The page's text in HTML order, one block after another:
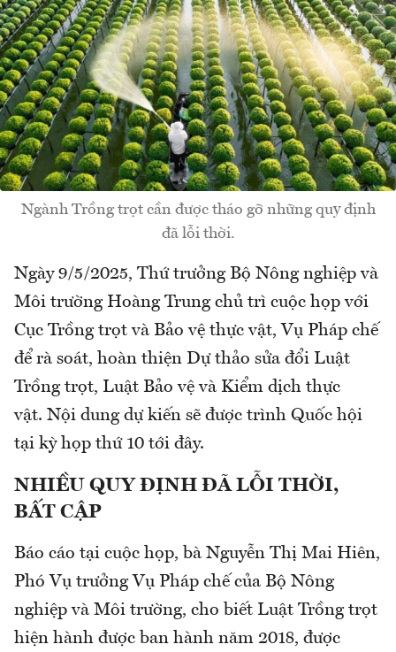
Ngành Trồng trọt cần được tháo gỡ những quy định
đã lỗi thời.
Ngày 9/5/2025, Thứ trưởng Bộ Nông nghiệp và
Môi trường Hoàng Trung chủ trì cuộc họp với
Cục Trồng trọt và Bảo vệ thực vật, Vụ Pháp chế
để rà soát, hoàn thiện Dự thảo sửa đổi Luật
Trồng trọt, Luật Bảo vệ và Kiểm dịch thực
vật. Nội dung dự kiến sẽ được trình Quốc hội
tại kỳ họp thứ 10 tới đây.
NHIỀU QUY ĐỊNH ĐÃ LỖI THỜI,
BẤT CẬP
Báo cáo tại cuộc họp, bà Nguyễn Thị Mai Hiên,
Phó Vụ trưởng Vụ Pháp chế của Bộ Nông
nghiệp và Môi trường, cho biết Luật Trồng trọt
hiện hành được ban hành năm 2018, được